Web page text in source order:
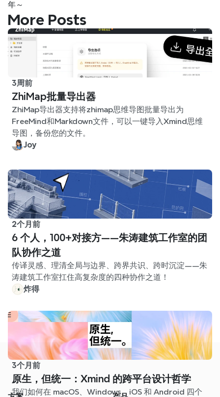
年～
More Posts
3周前
ZhiMap批量导出器
ZhiMap导出器支持将zhimap思维导图批量导出为
FreeMind和Markdown文件，可以一键导入Xmind思维
导图，备份您的文件。
Joy
2个月前
6 个人，100+对接方——朱涛建筑工作室的团
队协作之道
传译灵感、理清全局与边界、跨界共识、跨时沉淀——朱
涛建筑工作室扛住高复杂度的四种协作之道！
炸得
3个月前
原生，但统一：Xmind 的跨平台设计哲学
我们如何在 macOS、Windows、iOS 和 Android 四个